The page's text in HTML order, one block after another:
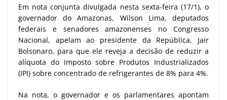
Em nota conjunta divulgada nesta sexta-feira (17/1), o
governador do Amazonas, Wilson Lima, deputados
federais e senadores amazonenses no Congresso
Nacional, apelam ao presidente da República, Jair
Bolsonaro, para que ele reveja a decisão de reduzir a
alíquota do Imposto sobre Produtos Industrializados
(IPI) sobre concentrado de refrigerantes de 8% para 4%.
Na nota, o governador e os parlamentares apontam